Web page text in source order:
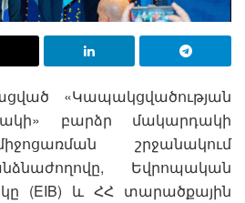
«Կապակցվածության
բարձր մակարդակի
շրջանակում
Եվրոպական
(EIB) և ՀՀ տարածքային